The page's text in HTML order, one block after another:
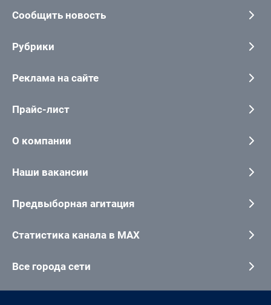
Сообщить новость
Рубрики
Реклама на сайте
Прайс-лист
О компании
Наши вакансии
Предвыборная агитация
Статистика канала в MAX
Все города сети